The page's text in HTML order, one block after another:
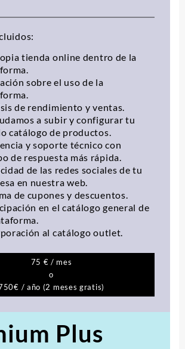
tienda online dentro de la
sobre el uso de la
de rendimiento y ventas.
a subir y configurar tu
catálogo de productos.
y soporte técnico con
de respuesta más rápida.
de las redes sociales de tu
en nuestra web.
de cupones y descuentos.
en el catálogo general de
al catálogo outlet.
75 € / mes
o
/ año (2 meses gratis)
Plus